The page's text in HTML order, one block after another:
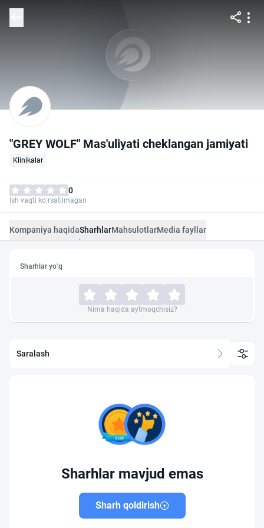
"GREY WOLF" Mas'uliyati cheklangan jamiyati
Klinikalar
0
Ish vaqti ko‘rsatilmagan
Kompaniya haqidaSharhlarMahsulotlarMedia fayllar
Sharhlar yo‘q
Nima haqida aytmoqchisiz?
Saralash
Sharhlar mavjud emas
Sharh qoldirish